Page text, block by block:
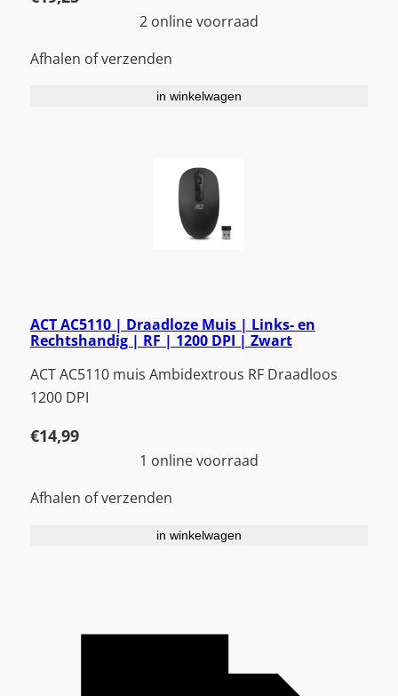
2 online voorraad
Afhalen of verzenden
in winkelwagen
ACT AC5110 | Draadloze Muis | Links- en
Rechtshandig | RF | 1200 DPI | Zwart
ACT AC5110 muis Ambidextrous RF Draadloos
1200 DPI
€14,99
1 online voorraad
Afhalen of verzenden
in winkelwagen